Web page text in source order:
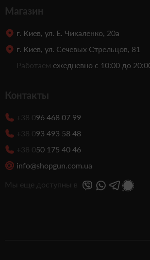
Магазин
г. Киев, ул. Е. Чикаленко, 20а
г. Киев, ул. Сечевых Стрельцов, 81
Работаем ежедневно с 10:00 до
Контакты
+38 096 468 07 99
+38 093 493 58 48
+38 050 175 40 46
info@shopgun.com.ua
Мы еще доступны в